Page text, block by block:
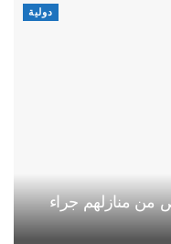
دولية
20 ألف شخص من منازلهم جراء